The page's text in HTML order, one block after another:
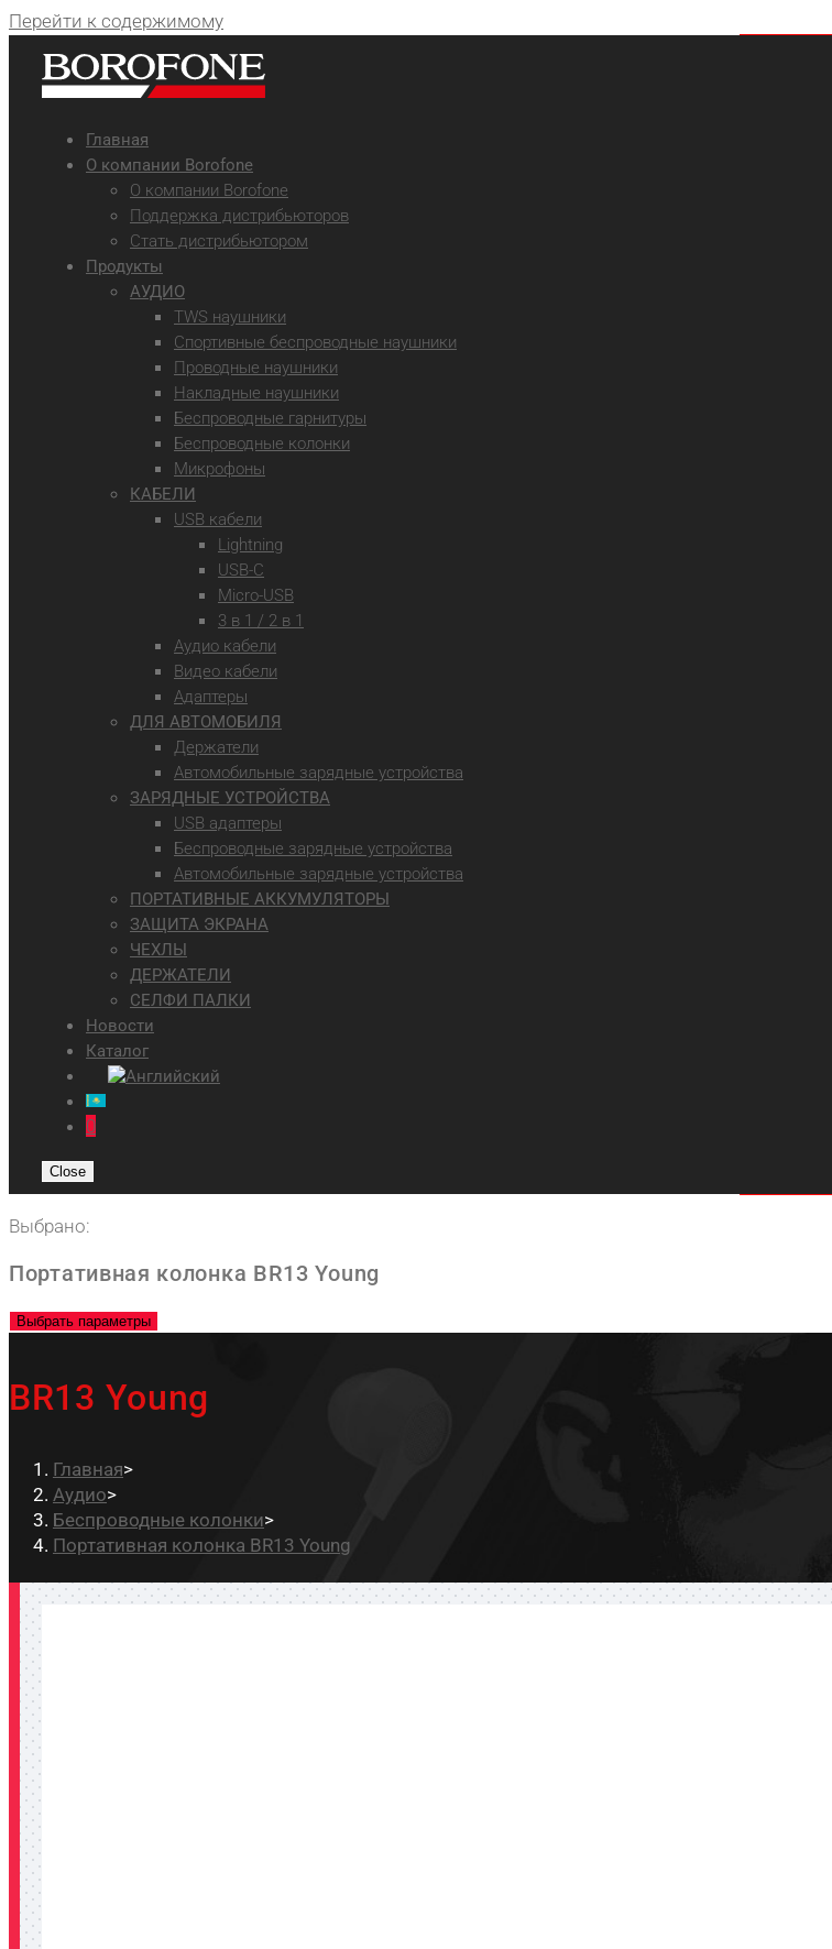
Перейти к содержимому
Главная
О компании Borofone
О компании Borofone
Поддержка дистрибьюторов
Стать дистрибьютором
Продукты
АУДИО
TWS наушники
Спортивные беспроводные наушники
Проводные наушники
Накладные наушники
Беспроводные гарнитуры
Беспроводные колонки
Микрофоны
КАБЕЛИ
USB кабели
Lightning
USB-C
Micro-USB
3 в 1 / 2 в 1
Аудио кабели
Видео кабели
Адаптеры
ДЛЯ АВТОМОБИЛЯ
Держатели
Автомобильные зарядные устройства
ЗАРЯДНЫЕ УСТРОЙСТВА
USB адаптеры
Беспроводные зарядные устройства
Автомобильные зарядные устройства
ПОРТАТИВНЫЕ АККУМУЛЯТОРЫ
ЗАЩИТА ЭКРАНА
ЧЕХЛЫ
ДЕРЖАТЕЛИ
СЕЛФИ ПАЛКИ
Новости
Каталог
0
Close
Выбрано:
Портативная колонка BR13 Young
Выбрать параметры
BR13 Young
Главная>
Аудио>
Беспроводные колонки>
Портативная колонка BR13 Young